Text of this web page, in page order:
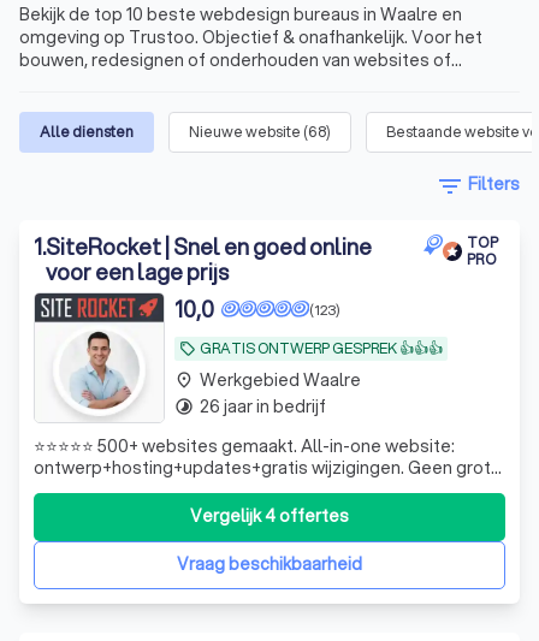
Bekijk de top 10 beste webdesign bureaus in Waalre en
omgeving op Trustoo. Objectief & onafhankelijk. Voor het
bouwen, redesignen of onderhouden van websites of
Alle diensten Nieuwe website (68) Bestaande website
filter_list Filters
1.SiteRocket | Snel en goed online
voor een lage prijs
TOP
PRO
local_offer GRATIS ONTWERP GESPREK 👍👍👍
(123)
10,0
⭐⭐⭐⭐⭐ 500+ websites gemaakt. All-in-one website:
ontwerp+hosting+updates+gratis wijzigingen. Geen grote
investeringen vooraf! We gaan graag samen met je aan de
Vraag beschikbaarheid
Vergelijk 4 offertes
place Werkgebied Waalre
timelapse 26 jaar in bedrijf